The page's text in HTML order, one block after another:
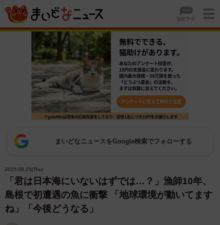
まいどなニュースをGoogle検索でフォローする
2025.09.25(Thu)
「君は日本海にいないはずでは…？」漁師10年、
島根で初遭遇の魚に衝撃 「地球環境が動いてます
ね」「今後どうなる」